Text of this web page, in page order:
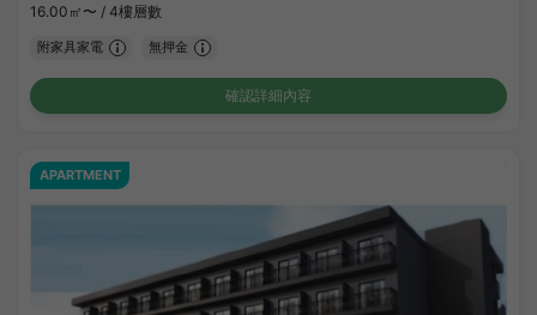
16.00㎡〜 / 4樓層數
附家具家電 無押金
確認詳細內容
APARTMENT